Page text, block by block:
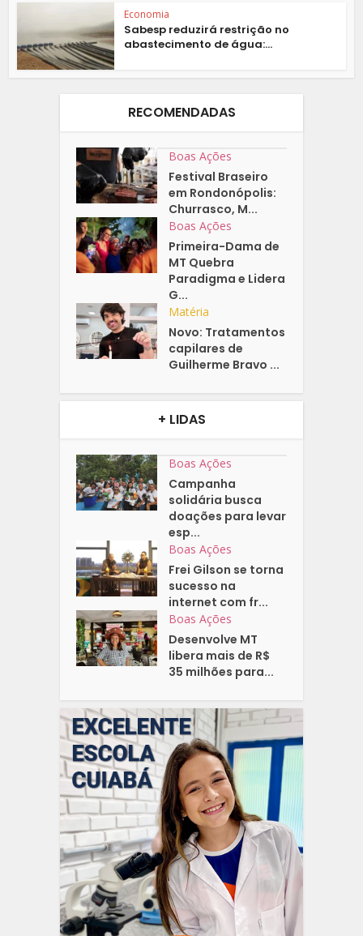
Economia
Sabesp reduzirá restrição no
abastecimento de água:...
RECOMENDADAS
Boas Ações
Festival Braseiro
em Rondonópolis:
Churrasco, M...
Boas Ações
Primeira-Dama de
MT Quebra
Paradigma e Lidera
G...
Matéria
Novo: Tratamentos
capilares de
Guilherme Bravo ...
+ LIDAS
Boas Ações
Campanha
solidária busca
doações para levar
esp...
Boas Ações
Frei Gilson se torna
sucesso na
internet com fr...
Boas Ações
Desenvolve MT
libera mais de R$
35 milhões para...